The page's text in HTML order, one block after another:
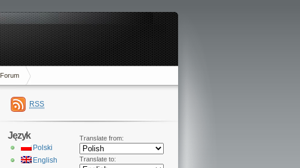
Forum
RSS
Translate from:
Translate to:
Język
Polski
English